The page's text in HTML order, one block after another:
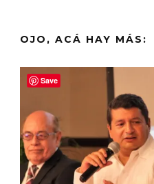
OJO, ACÁ HAY MÁS:
Save